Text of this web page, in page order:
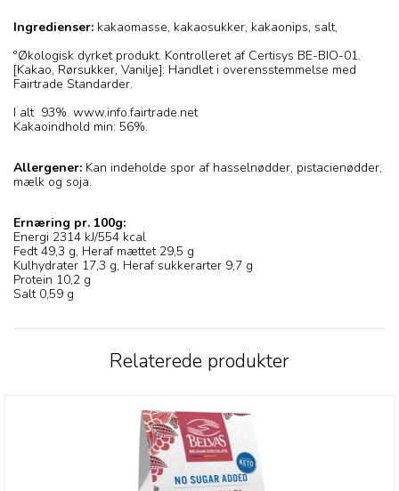
Ingredienser: kakaomasse, kakaosukker, kakaonips, salt,
°Økologisk dyrket produkt. Kontrolleret af Certisys BE-BIO-01.
[Kakao, Rørsukker, Vanilje]: Handlet i overensstemmelse med
Fairtrade Standarder.
I alt 93%. www.info.fairtrade.net
Kakaoindhold min: 56%.
Allergener: Kan indeholde spor af hasselnødder, pistacienødder,
mælk og soja.
Ernæring pr. 100g:
Energi 2314 kJ/554 kcal
Fedt 49,3 g, Heraf mættet 29,5 g
Kulhydrater 17,3 g, Heraf sukkerarter 9,7 g
Protein 10,2 g
Salt 0,59 g
Relaterede produkter